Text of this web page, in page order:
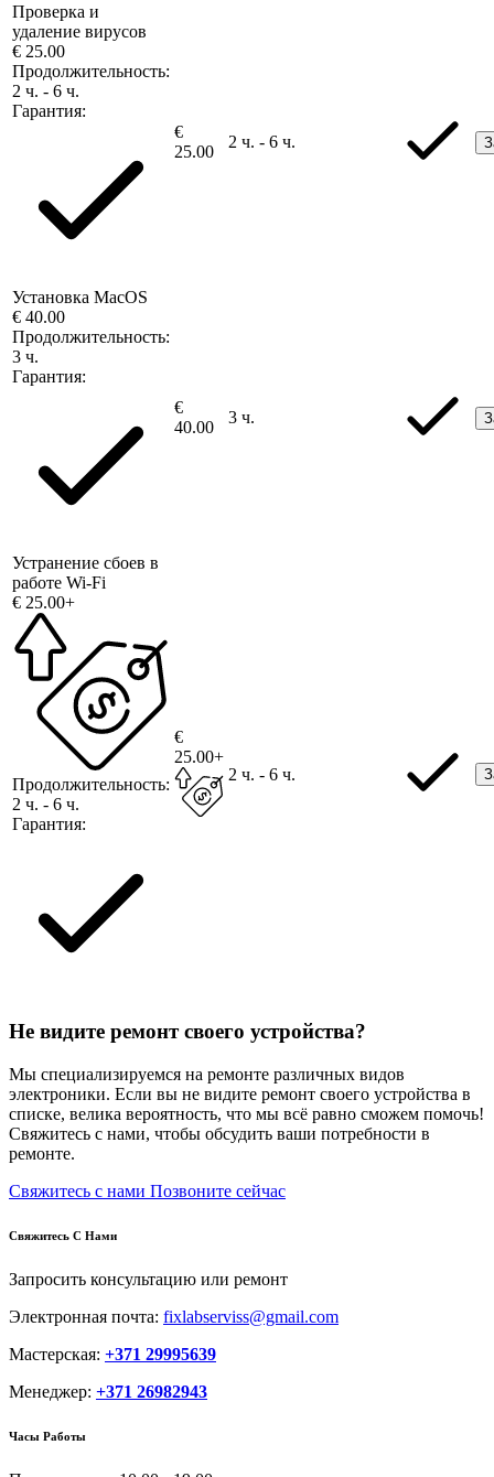
Проверка и
удаление вирусов
€ 25.00
Продолжительность:
2 ч. - 6 ч.
Гарантия:
€
25.00
2 ч. - 6 ч.
Установка MacOS
€ 40.00
Продолжительность:
3 ч.
Гарантия:
€
40.00
3 ч.
Устранение сбоев в
работе Wi-Fi
€ 25.00+
Продолжительность:
2 ч. - 6 ч.
Гарантия:
€
25.00+
2 ч. - 6 ч.
Не видите ремонт своего устройства?
Мы специализируемся на ремонте различных видов
электроники. Если вы не видите ремонт своего устройства в
списке, велика вероятность, что мы всё равно сможем помочь!
Свяжитесь с нами, чтобы обсудить ваши потребности в
ремонте.
Свяжитесь с нами Позвоните сейчас
Свяжитесь С Нами
Запросить консультацию или ремонт
Электронная почта: fixlabserviss@gmail.com
Мастерская: +371 29995639
Менеджер: +371 26982943
Часы Работы